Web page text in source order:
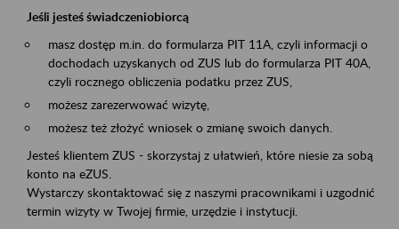
Jeśli jesteś świadczeniobiorcą
masz dostęp m.in. do formularza PIT 11A, czyli informacji o
dochodach uzyskanych od ZUS lub do formularza PIT 40A,
czyli rocznego obliczenia podatku przez ZUS,
możesz zarezerwować wizytę,
możesz też złożyć wniosek o zmianę swoich danych.
Jesteś klientem ZUS - skorzystaj z ułatwień, które niesie za sobą
konto na eZUS.
Wystarczy skontaktować się z naszymi pracownikami i uzgodnić
termin wizyty w Twojej firmie, urzędzie i instytucji.